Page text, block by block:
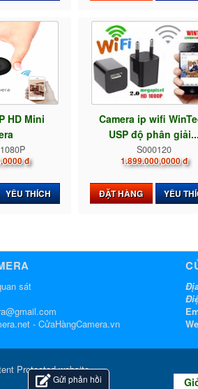
HD Mini
đ
YÊU THÍCH
Camera ip wifi
USP độ phân giải...
S000120
1.899.000,0000 đ
ĐẶT HÀNG YÊU
sát
- CửaHàngCamera.vn
Gửi phản hồi
Protected website